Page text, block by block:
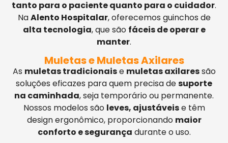
tanto para o paciente quanto para o cuidador.
NaAlento Hospitalar, oferecemos guinchos de
alta tecnologia, que são fáceis de operar e
manter.
Muletas e Muletas Axilares
As muletas tradicionaise muletas axilaressão
soluções eficazes para quem precisa desuporte
na caminhada, seja temporário ou permanente.
Nossos modelos são leves, ajustáveise têm
design ergonômico, proporcionando maior
conforto e segurança durante o uso.